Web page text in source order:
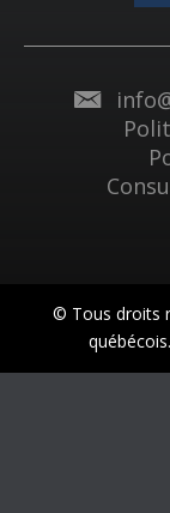
© Tous droits